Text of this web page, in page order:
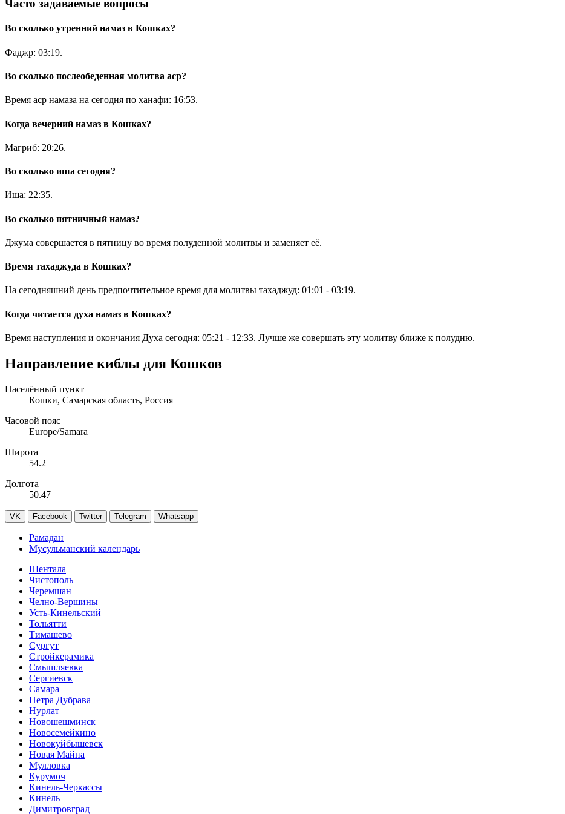
Часто задаваемые вопросы
Во сколько утренний намаз в Кошках?
Фаджр: 03:19.
Во сколько послеобеденная молитва аср?
Время аср намаза на сегодня по ханафи: 16:53.
Когда вечерний намаз в Кошках?
Магриб: 20:26.
Во сколько иша сегодня?
Иша: 22:35.
Во сколько пятничный намаз?
Джума совершается в пятницу во время полуденной молитвы и заменяет её.
Время тахаджуда в Кошках?
На сегодняшний день предпочтительное время для молитвы тахаджуд: 01:01 - 03:19.
Когда читается духа намаз в Кошках?
Время наступления и окончания Духа сегодня: 05:21 - 12:33. Лучше же совершать эту молитву ближе к полудню.
Направление киблы для Кошков
Населённый пункт
Кошки, Самарская область, Россия
Часовой пояс
Europe/Samara
Широта
54.2
Долгота
50.47
VK Facebook Twitter Telegram Whatsapp
Рамадан
Мусульманский календарь
Шентала
Чистополь
Черемшан
Челно-Вершины
Усть-Кинельский
Тольятти
Тимашево
Сургут
Стройкерамика
Смышляевка
Сергиевск
Самара
Петра Дубрава
Нурлат
Новошешминск
Новосемейкино
Новокуйбышевск
Новая Майна
Мулловка
Курумоч
Кинель-Черкассы
Кинель
Димитровград